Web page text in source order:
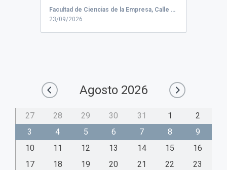
Construcción Sostenible (ECOAI-
CON 2026).
Facultad de Ciencias de la Empresa, Calle Real, Cartagena, España
23/09/2026
Agosto 2026
27 28 29 30 31 1
2
3
4 5 6 7 8
9
10
11 12 13 14 15
16
17
18 19 20 21 22
23